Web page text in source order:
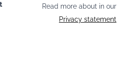
Read more about in our
Privacy statement